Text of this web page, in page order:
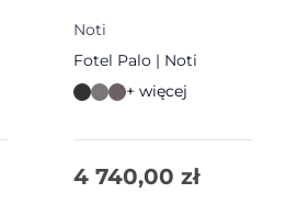
Noti
Fotel Palo | Noti
+ więcej
4 740,00 zł